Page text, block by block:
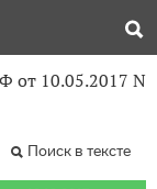
от 10.05.2017 N
Поиск в тексте